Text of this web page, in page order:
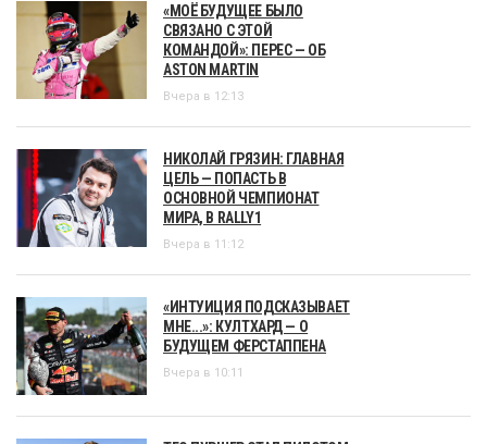
«МОЁ БУДУЩЕЕ БЫЛО
СВЯЗАНО С ЭТОЙ
КОМАНДОЙ»: ПЕРЕС — ОБ
ASTON MARTIN
Вчера в 12:13
НИКОЛАЙ ГРЯЗИН: ГЛАВНАЯ
ЦЕЛЬ — ПОПАСТЬ В
ОСНОВНОЙ ЧЕМПИОНАТ
МИРА, В RALLY1
Вчера в 11:12
«ИНТУИЦИЯ ПОДСКАЗЫВАЕТ
МНЕ...»: КУЛТХАРД — О
БУДУЩЕМ ФЕРСТАППЕНА
Вчера в 10:11